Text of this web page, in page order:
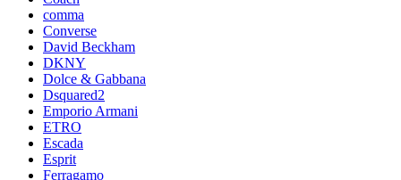
comma
Converse
David Beckham
DKNY
Dolce & Gabbana
Dsquared2
Emporio Armani
ETRO
Escada
Esprit
Ferragamo